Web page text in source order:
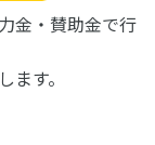
金・賛助金で行
す。